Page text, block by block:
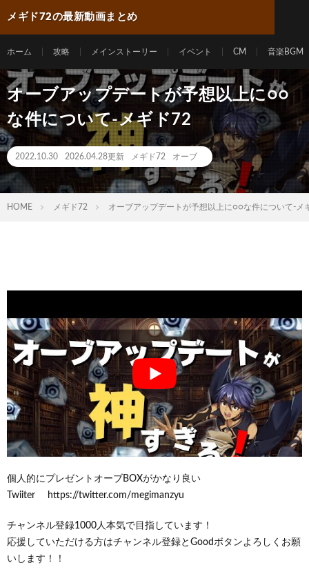
メギド72の最新動画まとめ
ホーム 攻略 メインストーリー イベント CM 音楽BGM
オーブアップデートが予想以上に○○
な件について-メギド72
2022.10.30 2026.04.28更新 メギド72 オーブ
HOME メギド72 オーブアップデートが予想以上に○○な件について-メ
個人的にプレゼントオーブBOXがかなり良い
Twiiter https://twitter.com/megimanzyu
チャンネル登録1000人本気で目指しています！
応援していただける方はチャンネル登録とGoodボタンよろしくお願
いします！！